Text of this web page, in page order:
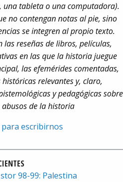
una tableta o una computadora).
no contengan notas al pie, sino
se integren al propio texto.
las reseñas de libros, películas,
en las que la historia juegue
las efemérides comentadas,
relevantes y, claro,
y pedagógicas sobre
abusos de la historia
para escribirnos
98-99: Palestina